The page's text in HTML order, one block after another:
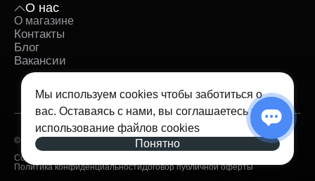
Мы используем cookies чтобы заботиться о
вас. Оставаясь с нами, вы соглашаетесь на
использование файлов cookies
Понятно
О нас
О магазине
Контакты
Блог
Вакансии
© 2026 — iSpace. Все права защищены.
Согласие на обработку персональных данных
Политика конфиденциальностиДоговор публичной оферты